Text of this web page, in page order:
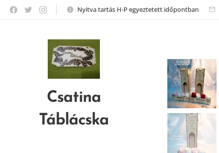
Nyitva tartás H-P egyeztetett időpontban
Csatina
Táblácska